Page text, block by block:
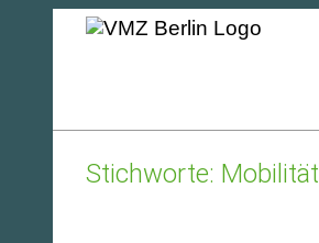
Stichworte: Mobilität